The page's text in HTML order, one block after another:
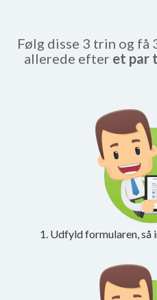
Følg disse 3 trin og
allerede efter et par
1. Udfyld formularen,